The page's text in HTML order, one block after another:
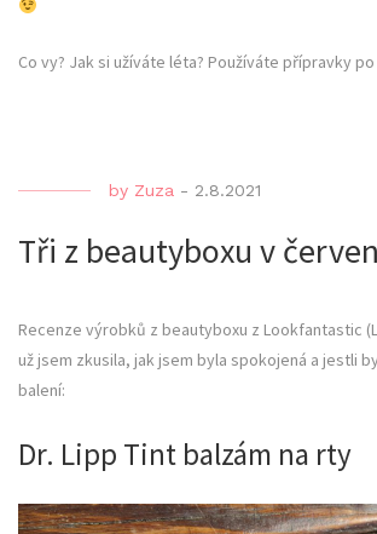
Co vy? Jak si užíváte léta? Používáte přípravky
by Zuza - 2.8.2021
Tři z beautyboxu v
Recenze výrobků z beautyboxu z Lookfantastic
už jsem zkusila, jak jsem byla spokojená a jestli
balení:
Dr. Lipp Tint balzám na rty